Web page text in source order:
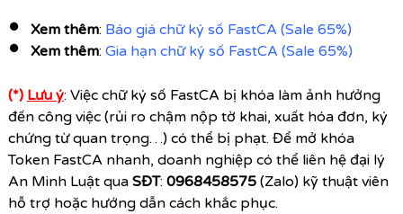
Xem thêm: Báo giá chữ ký số FastCA (Sale 65%)
Xem thêm: Gia hạn chữ ký số FastCA (Sale 65%)
(*) Lưu ý: Việc chữ ký số FastCA bị khóa làm ảnh hưởng
đến công việc (rủi ro chậm nộp tờ khai, xuất hóa đơn, ký
chứng từ quan trọng…) có thể bị phạt. Để mở khóa
Token FastCA nhanh, doanh nghiệp có thể liên hệ đại lý
An Minh Luật qua SĐT: 0968458575(Zalo) kỹ thuật viên
hỗ trợ hoặc hướng dẫn cách khắc phục.